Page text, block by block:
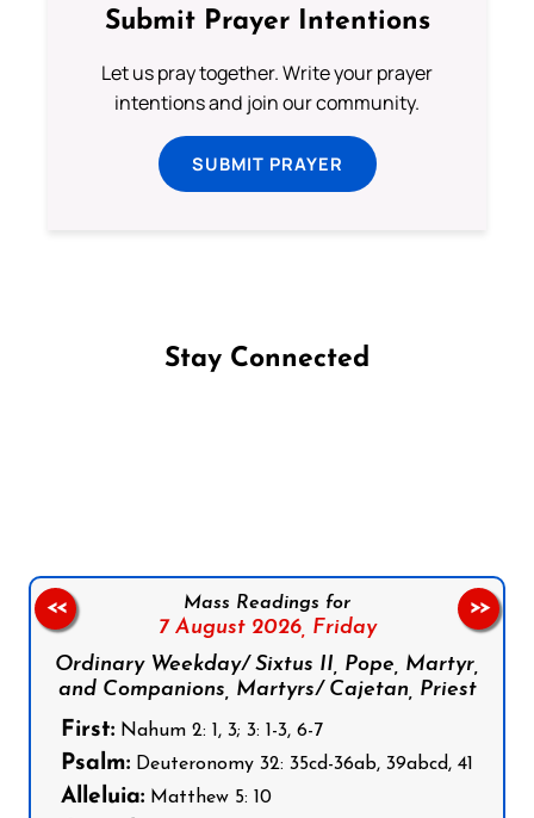
Submit Prayer Intentions
Let us pray together. Write your prayer
intentions and join our community.
SUBMIT PRAYER
Stay Connected
Mass Readings for
7 August 2026, Friday
Ordinary Weekday/ Sixtus II, Pope, Martyr,
and Companions, Martyrs/ Cajetan, Priest
First: Nahum 2: 1, 3; 3: 1-3, 6-7
Psalm: Deuteronomy 32: 35cd-36ab, 39abcd, 41
Alleluia: Matthew 5: 10
<< >>